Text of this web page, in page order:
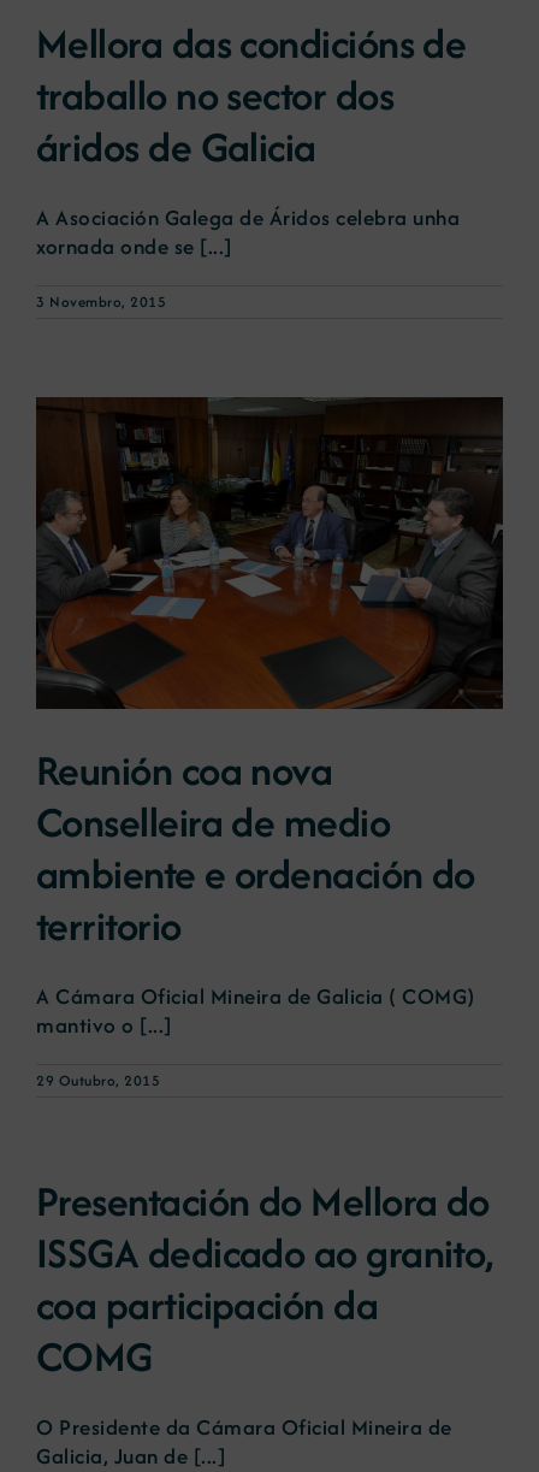
Portal de emprego
Contacto
Mellora das condicións de
traballo no sector dos
áridos de Galicia
A Asociación Galega de Áridos celebra unha
xornada onde se [...]
3 Novembro, 2015
Reunión coa nova
Conselleira de medio
ambiente e ordenación do
territorio
A Cámara Oficial Mineira de Galicia ( COMG)
mantivo o [...]
29 Outubro, 2015
Presentación do Mellora do
ISSGA dedicado ao granito,
coa participación da
COMG
O Presidente da Cámara Oficial Mineira de
Galicia, Juan de [...]